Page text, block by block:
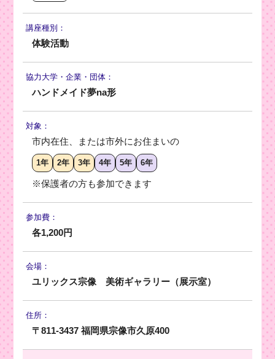
講座種別：
体験活動
協力大学・企業・団体：
ハンドメイド夢na形
対象：
市内在住、または市外にお住まいの
1年 2年 3年 4年 5年 6年
※保護者の方も参加できます
参加費：
各1,200円
会場：
ユリックス宗像 美術ギャラリー（展示室）
住所：
〒811-3437 福岡県宗像市久原400